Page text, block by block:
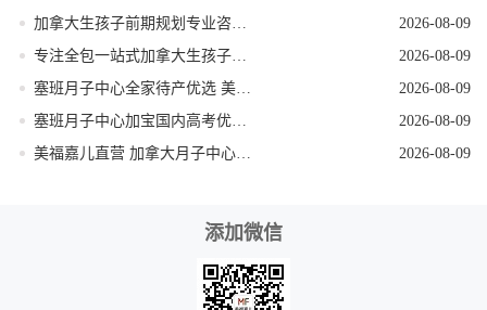
2026-08-09
2026-08-09
2026-08-09
2026-08-09
2026-08-09
添加微信